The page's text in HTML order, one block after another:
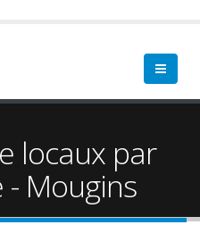
locaux par
Mougins